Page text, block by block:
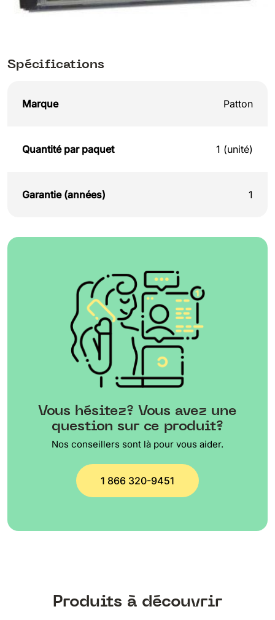
Spécifications
Marque Patton
Quantité par paquet 1 (unité)
Garantie (années) 1
Vous hésitez? Vous avez une
question sur ce produit?
Nos conseillers sont là pour vous aider.
1 866 320-9451
Produits à découvrir